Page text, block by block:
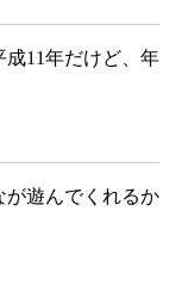
11年だけど、年
遊んでくれるか